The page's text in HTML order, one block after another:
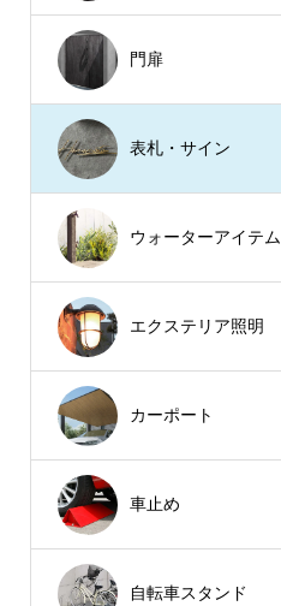
門扉
表札・サイン
ウォーターアイテム
エクステリア照明
カーポート
車止め
自転車スタンド